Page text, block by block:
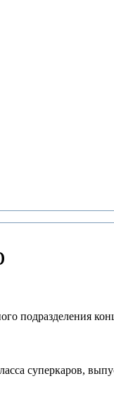
подразделения
суперкаров,